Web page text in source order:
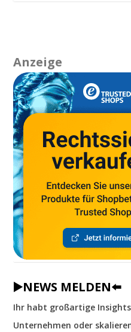
Anzeige
▶️NEWS MELDEN⬅️
Ihr habt großartige
Unternehmen oder